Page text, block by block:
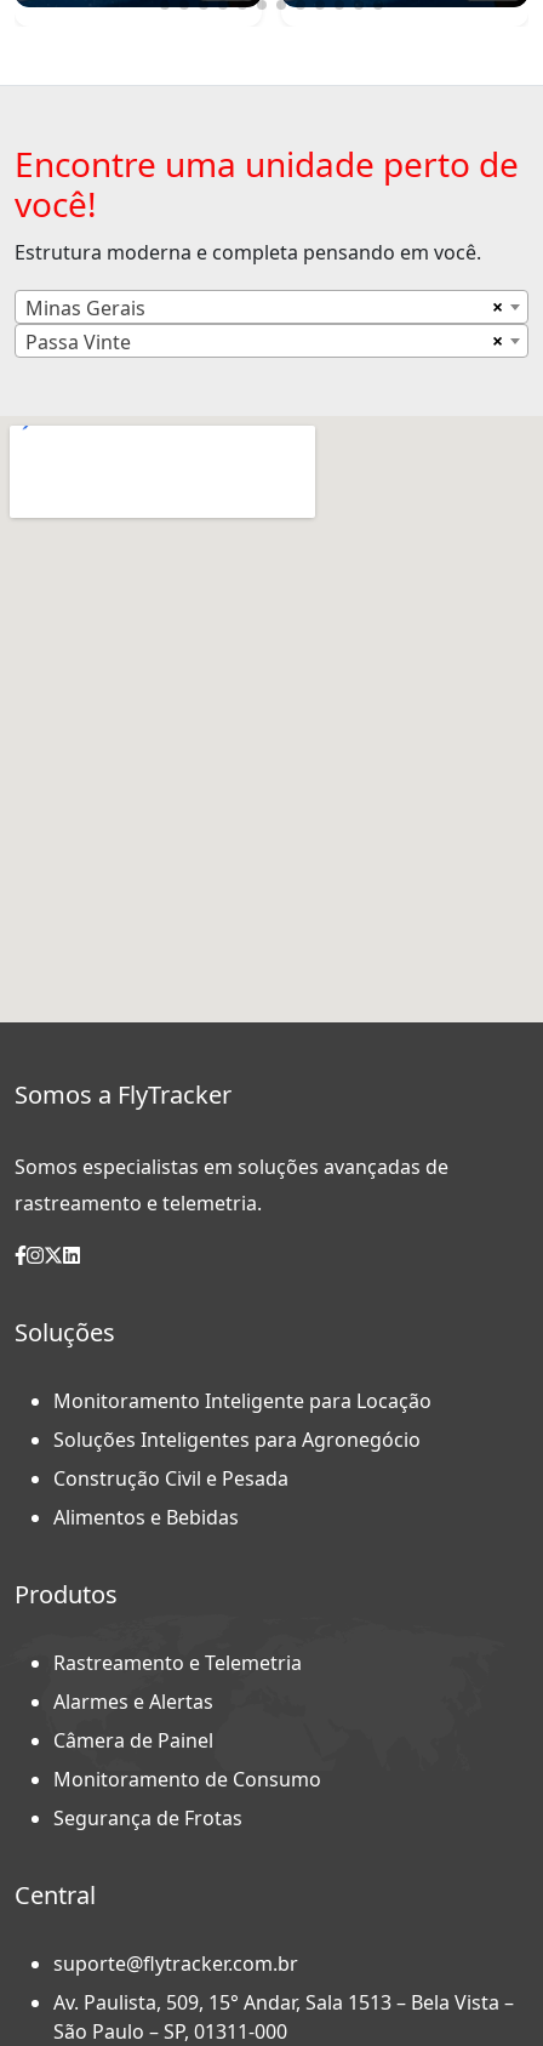
Encontre uma unidade perto de
você!
Estrutura moderna e completa pensando em você.
×
Minas Gerais
×
Passa Vinte
Somos a FlyTracker
Somos especialistas em soluções avançadas de
rastreamento e telemetria.
Soluções
Monitoramento Inteligente para Locação
Soluções Inteligentes para Agronegócio
Construção Civil e Pesada
Alimentos e Bebidas
Produtos
Rastreamento e Telemetria
Alarmes e Alertas
Câmera de Painel
Monitoramento de Consumo
Segurança de Frotas
Central
suporte@flytracker.com.br
Av. Paulista, 509, 15° Andar, Sala 1513 – Bela Vista –
São Paulo – SP, 01311-000